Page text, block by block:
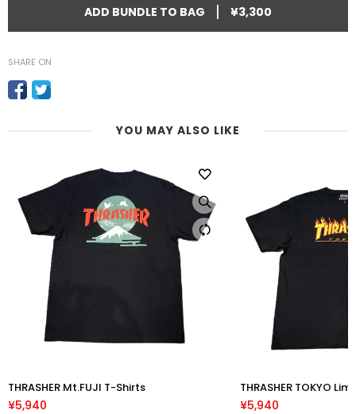
ADD BUNDLE TO BAG | ¥3,300
SHARE ON
YOU MAY ALSO LIKE
THRASHER Mt.FUJI T-Shirts
¥5,940
THRASHER TOKYO
¥5,940